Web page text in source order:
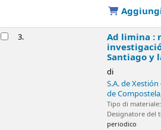
3. Ad limina :
Santiago y
di
S.A. de
de
Tipo di materiale:
Designatore del
periodico